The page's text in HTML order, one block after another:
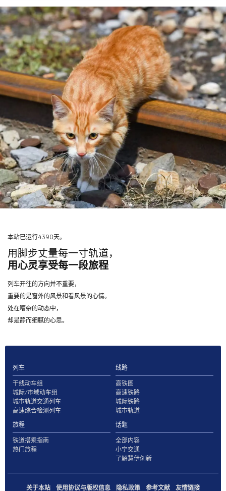
本站已运行4398天。
用脚步丈量每一寸轨道，
用心灵享受每一段旅程
列车开往的方向并不重要，
重要的是窗外的风景和看风景的心情。
处在嘈杂的动态中，
却是静而细腻的心思。
列车
干线动车组
城际/市域动车组
城市轨道交通列车
高速综合检测列车
线路
高铁图
高速铁路
城际铁路
城市轨道
旅程
铁道搭乘指南
热门旅程
话题
全部内容
小宁交通
了解慧伊创新
关于本站 使用协议与版权信息 隐私政策 参考文献 友情链接